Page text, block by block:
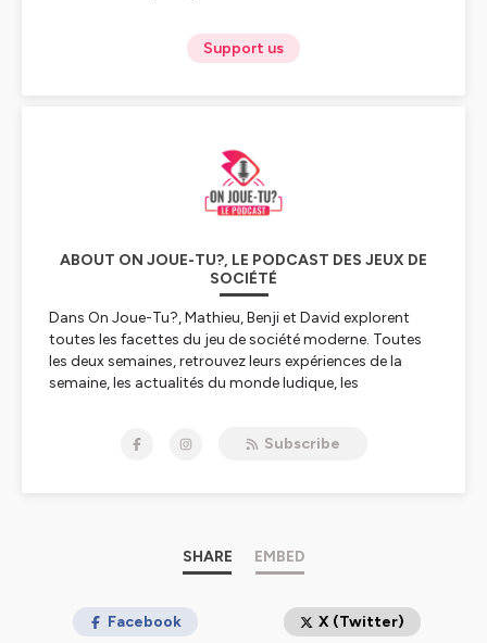
Support us
ABOUT ON JOUE-TU?, LE PODCAST DES JEUX DE
SOCIÉTÉ
Dans On Joue-Tu?, Mathieu, Benji et David explorent
toutes les facettes du jeu de société moderne. Toutes
les deux semaines, retrouvez leurs expériences de la
semaine, les actualités du monde ludique, les
invité·e de renom. L’épisode se termine souvent par un
Patreon.
moyenne de5/5 sur Spotify et une
chaîne YouTube
Subscribe
SHARE EMBED
Facebook X (Twitter)